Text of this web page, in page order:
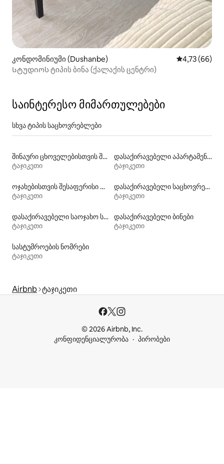
კონდომინიუმი (Dushanbe) საშუალო
4,73 (66)
Სტუდიოს ტიპის ბინა (ქალაქის ცენტრი)
საინტერესო მიმართულებები
სხვა ტიპის საცხოვრებლები
შინაური ცხოველებისთვის შესაფერისი დასაქირავებელი საცხოვრებლები
ტაჯიკეთი
დასაქირავებელი აპარტამენტები
ტაჯიკეთი
ოჯახებისთვის შესაფერისი დასაქირავებელი საცხოვრებლები
ტაჯიკეთი
დასაქირავებელი საცხოვრებლები საუზმით
ტაჯიკეთი
დასაქირავებელი საოჯახო სასტუმროები
ტაჯიკეთი
დასაქირავებელი ბინები
ტაჯიკეთი
სასტუმროების ნომრები
ტაჯიკეთი
Airbnb ტაჯიკეთი
© 2026 Airbnb, Inc.
კონფიდენციალურობა
პირობები